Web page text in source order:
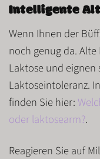
Intelligente
Wenn Ihnen der
noch genug da.Alte
Laktose und
Laktoseintoleranz.
finden Sie hier:
oder laktosearm?.
Reagieren Sie auf